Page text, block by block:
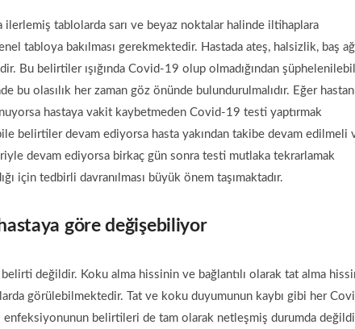
tablolarda sarı ve beyaz noktalar halinde iltihaplara
tabloya bakılması gerekmektedir. Hastada ateş, halsizlik, baş
Bu belirtiler ışığında Covid-19 olup olmadığından
bu olasılık her zaman göz önünde bulundurulmalıdır. Eğer
hastaya vakit kaybetmeden Covid-19 testi yaptırmak
belirtiler devam ediyorsa hasta yakından takibe devam edilmeli
devam ediyorsa birkaç gün sonra testi mutlaka tekrarlamak
için tedbirli davranılması büyük önem taşımaktadır.
göre değişebiliyor
değildir. Koku alma hissinin ve bağlantılı olarak tat alma
görülebilmektedir. Tat ve koku duyumunun kaybı gibi her
enfeksiyonunun belirtileri de tam olarak netleşmiş durumda